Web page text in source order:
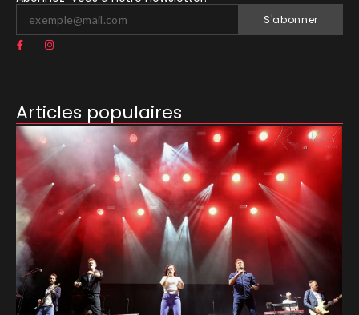
S'abonner
Articles populaires